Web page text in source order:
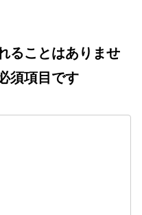
ることはありませ
須項目です